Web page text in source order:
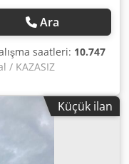
Ara
saatleri: 10.747
/ KAZASIZ
• ÜRETİM YILI:
• KUBA – POLONYA,
– POLONYA,
– MACARCA • COSTEL
numara
Küçük ilan